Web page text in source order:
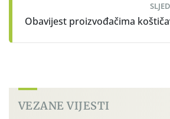
Obavijest proizvođačima
VEZANE VIJESTI